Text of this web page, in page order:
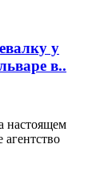
у
в..
настоящем